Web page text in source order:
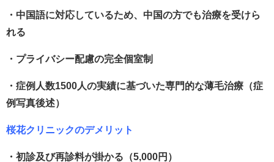
・中国語に対応しているため、中国の方でも治療を受けら
れる
・プライバシー配慮の完全個室制
・症例人数1500人の実績に基づいた専門的な薄毛治療（症
例写真後述）
桜花クリニックのデメリット
・初診及び再診料が掛かる（5,000円）